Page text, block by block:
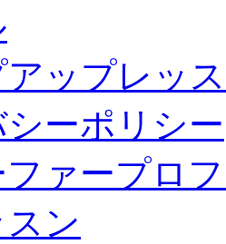
アップレッ
ーポリシー
ァープロ
ン